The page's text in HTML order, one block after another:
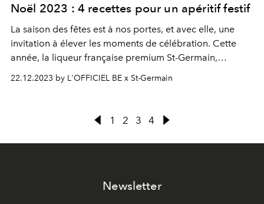
Noël 2023 : 4 recettes pour un apéritif festif
La saison des fêtes est à nos portes, et avec elle, une
invitation à élever les moments de célébration. Cette
année, la liqueur française premium St-Germain,
fleurir les cocktails d’une délicate touche de fleur de
22.12.2023 by L'OFFICIEL BE x St-Germain
1 2 3 4
Newsletter